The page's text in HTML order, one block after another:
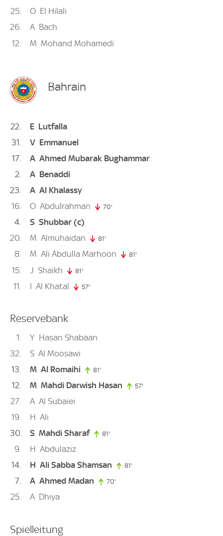
25
O El Hilali
26
A Bach
12
M Mohand Mohamedi
Bahrain
22 E Lutfalla
31
V Emmanuel
17
A Ahmed Mubarak Bughammar
2
A Benaddi
23
A Al Khalassy
16
O Abdulrahman 70'
4 S Shubbar (c)
20
M Almuhaidan 81'
8 M Ali Abdulla Marhoon 81'
15 J Shaikh 81'
11 I Al Khatal 57'
Reservebank
1 Y Hasan Shabaan
32
S Al Moosawi
13
M Al Romaihi 81'
12 M Mahdi Darwish Hasan 57'
27 A Al Subaiei
19
H Ali
30
S Mahdi Sharaf 81'
9 H Abdulaziz
14
H Ali Sabba Shamsan 81'
7 A Ahmed Madan 70'
25 A Dhiya
Spielleitung